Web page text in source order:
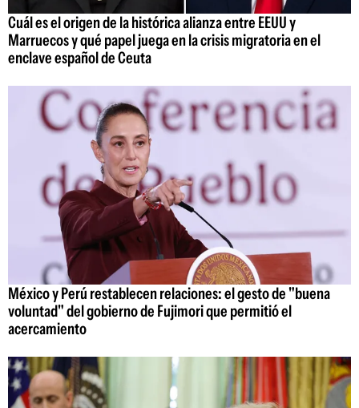
Cuál es el origen de la histórica alianza entre EEUU y
Marruecos y qué papel juega en la crisis migratoria en el
enclave español de Ceuta
México y Perú restablecen relaciones: el gesto de "buena
voluntad" del gobierno de Fujimori que permitió el
acercamiento